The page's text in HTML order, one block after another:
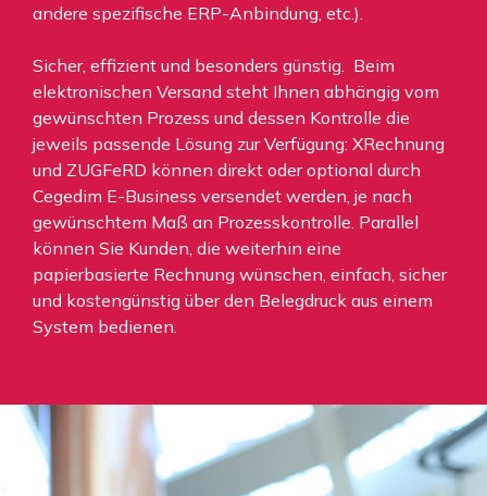
andere spezifische ERP-Anbindung, etc.).
Sicher, effizient und besonders günstig. Beim
elektronischen Versand steht Ihnen abhängig vom
gewünschten Prozess und dessen Kontrolle die
jeweils passende Lösung zur Verfügung: XRechnung
und ZUGFeRD können direkt oder optional durch
Cegedim E-Business versendet werden, je nach
gewünschtem Maß an Prozesskontrolle. Parallel
können Sie Kunden, die weiterhin eine
papierbasierte Rechnung wünschen, einfach, sicher
und kostengünstig über den Belegdruck aus einem
System bedienen.